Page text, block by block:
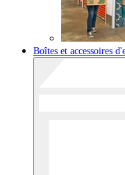
Boîtes et accessoires